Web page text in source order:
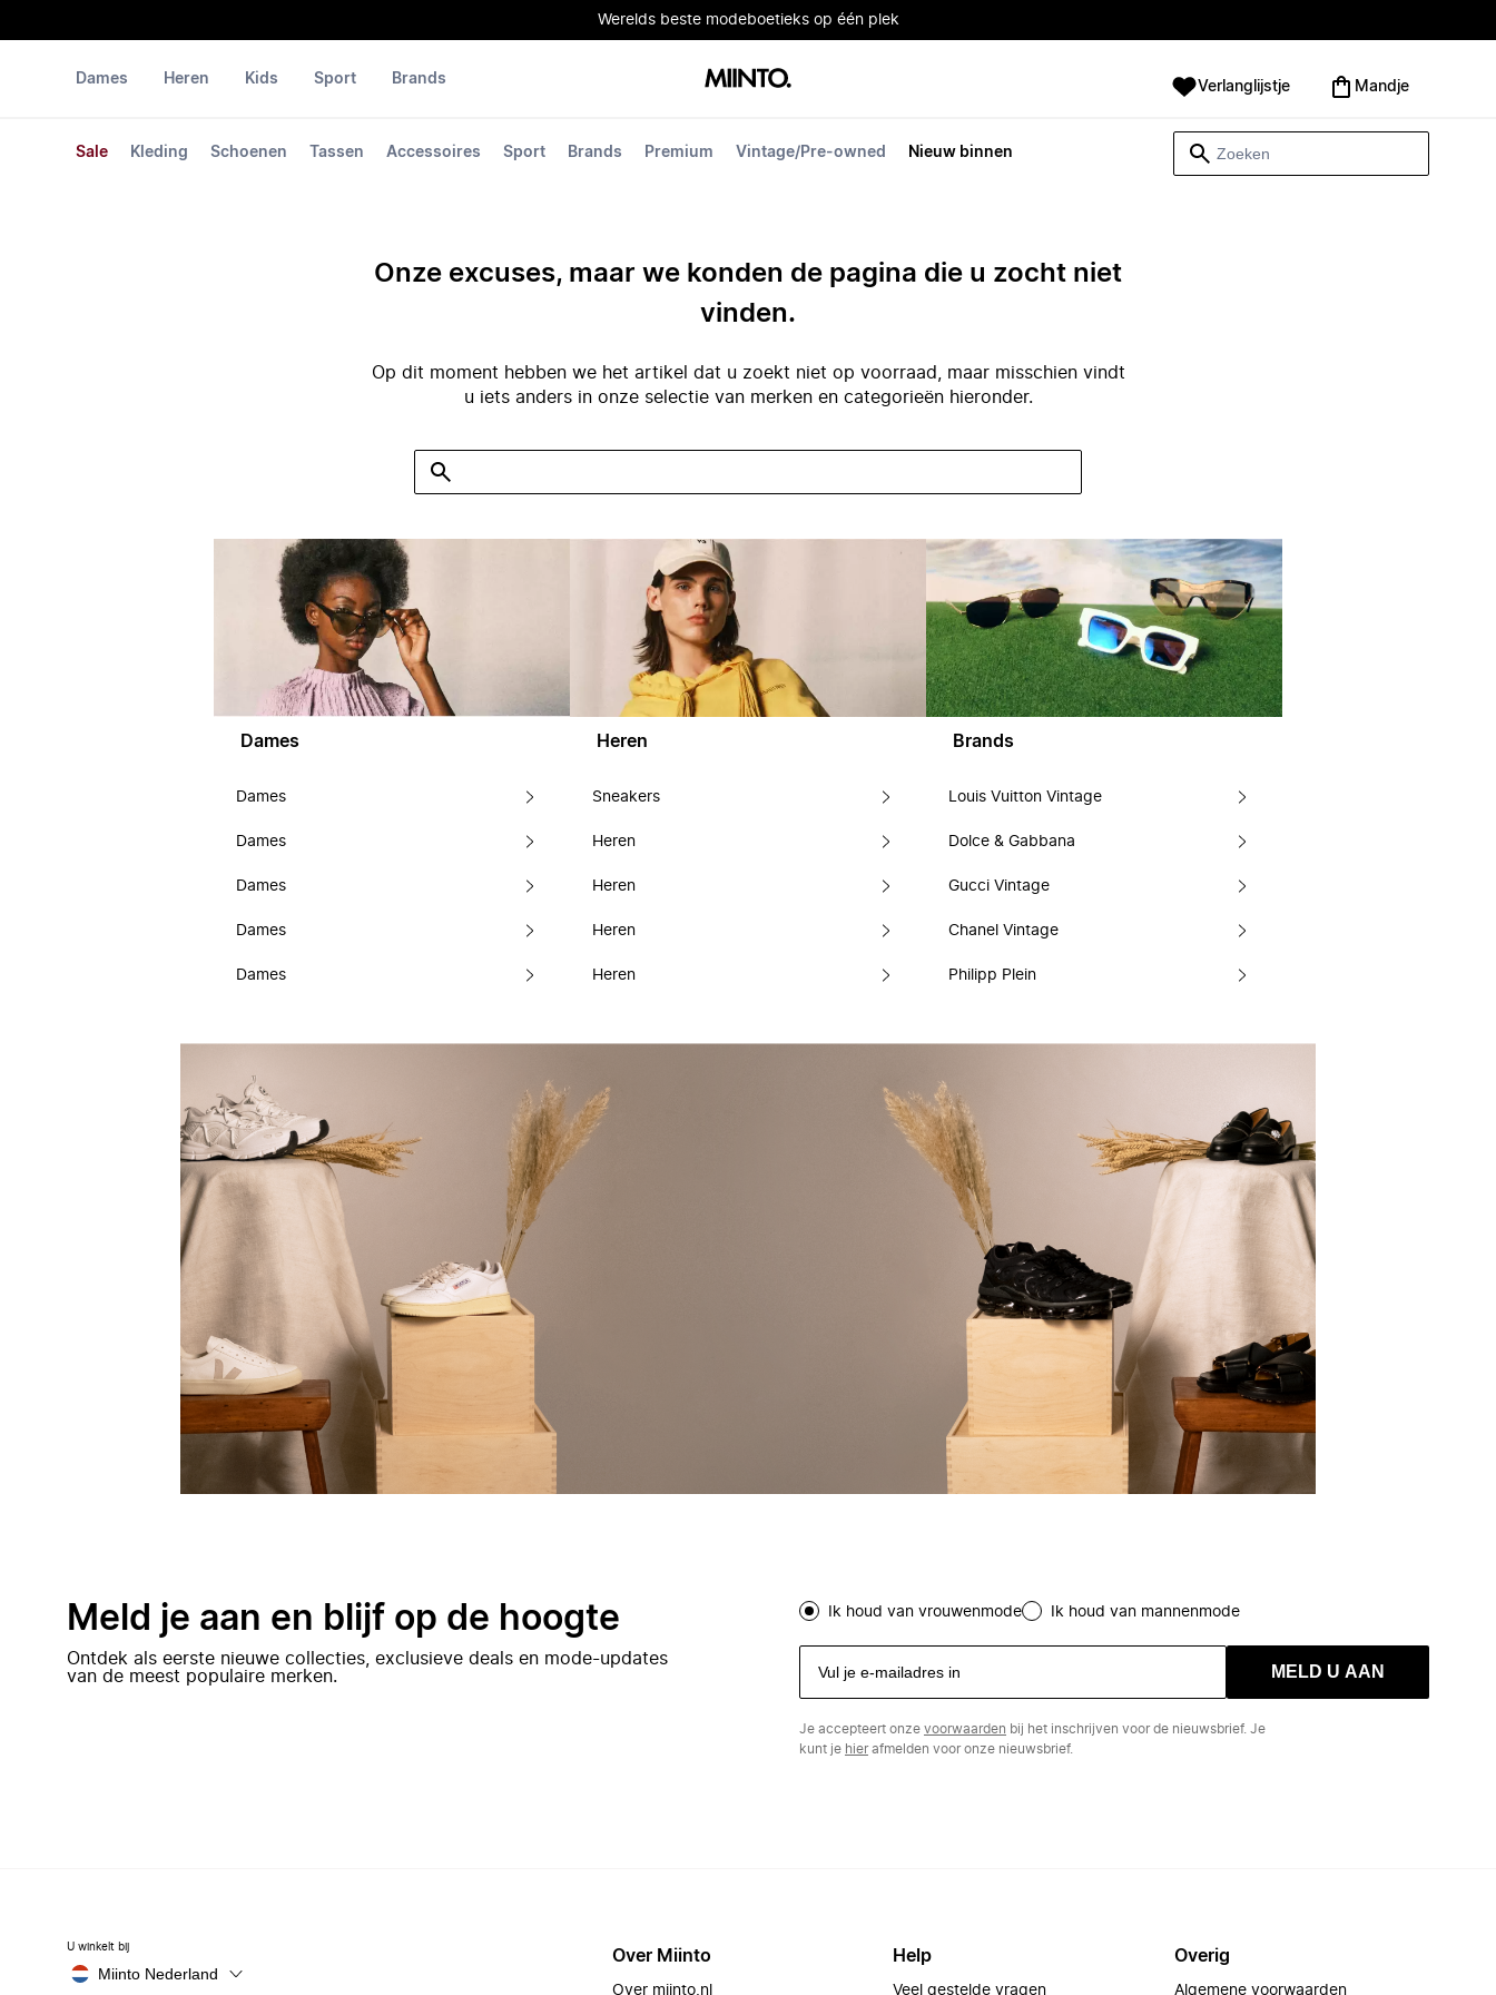
Werelds beste modeboetieks op één plek
Dames
Sale Kleding Schoenen Tassen Accessoires Sport Brands Premium Vintage/Pre-owned Nieuw binnen
Heren Kids Sport Brands Verlanglijstje Mandje
Onze excuses, maar we konden de pagina die u zocht niet
vinden.
Op dit moment hebben we het artikel dat u zoekt niet op voorraad, maar misschien vindt
u iets anders in onze selectie van merken en categorieën hieronder.
Dames
Dames
Dames
Dames
Dames
Dames
Heren
Sneakers
Heren
Heren
Heren
Heren
Brands
Louis Vuitton Vintage
Dolce & Gabbana
Gucci Vintage
Chanel Vintage
Philipp Plein
Meld je aan en blijf op de hoogte
Ontdek als eerste nieuwe collecties, exclusieve deals en mode-updates
van de meest populaire merken.
Ik houd van vrouwenmode Ik houd van mannenmode
MELD U AAN
Je accepteert onze voorwaarden bij het inschrijven voor de nieuwsbrief. Je
kunt je hierafmelden voor onze nieuwsbrief.
U winkelt bij
Miinto Nederland
Over Miinto
Over miinto.nl
Help
Veel gestelde vragen
Overig
Algemene voorwaarden